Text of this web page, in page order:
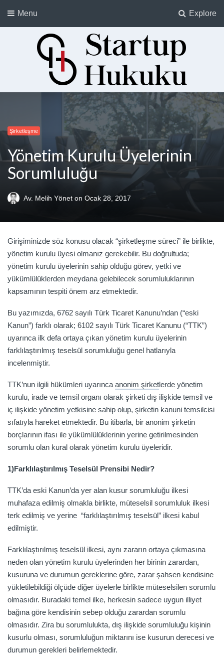
Explore
Menu
Startup Hukuku
Startuplar için Hukuk, Hukukçular için Startuplar
Şirketleşme
Yönetim Kurulu Üyelerinin
Sorumluluğu
Av. Melih Yönet on Ocak 28, 2017
Girişiminizde söz konusu olacak “şirketleşme süreci” ile birlikte,
yönetim kurulu üyesi olmanız gerekebilir. Bu doğrultuda;
yönetim kurulu üyelerinin sahip olduğu görev, yetki ve
yükümlülüklerden meydana gelebilecek sorumluluklarının
kapsamının tespiti önem arz etmektedir.
Bu yazımızda, 6762 sayılı Türk Ticaret Kanunu’ndan (“eski
Kanun”) farklı olarak; 6102 sayılı Türk Ticaret Kanunu (“TTK”)
uyarınca ilk defa ortaya çıkan yönetim kurulu üyelerinin
farklılaştırılmış teselsül sorumluluğu genel hatlarıyla
incelenmiştir.
TTK’nun ilgili hükümleri uyarınca anonim şirketlerde yönetim
kurulu, irade ve temsil organı olarak şirketi dış ilişkide temsil ve
iç ilişkide yönetim yetkisine sahip olup, şirketin kanuni temsilcisi
sıfatıyla hareket etmektedir. Bu itibarla, bir anonim şirketin
borçlarının ifası ile yükümlülüklerinin yerine getirilmesinden
sorumlu olan kural olarak yönetim kurulu üyeleridir.
1)Farklılaştırılmış Teselsül Prensibi Nedir?
TTK’da eski Kanun’da yer alan kusur sorumluluğu ilkesi
muhafaza edilmiş olmakla birlikte, müteselsil sorumluluk ilkesi
terk edilmiş ve yerine “farklılaştırılmış teselsül” ilkesi kabul
edilmiştir.
Farklılaştırılmış teselsül ilkesi, aynı zararın ortaya çıkmasına
neden olan yönetim kurulu üyelerinden her birinin zarardan,
kusuruna ve durumun gereklerine göre, zarar şahsen kendisine
yükletilebildiği ölçüde diğer üyelerle birlikte müteselsilen sorumlu
olmasıdır. Buradaki temel ilke, herkesin sadece uygun illiyet
bağına göre kendisinin sebep olduğu zarardan sorumlu
olmasıdır. Zira bu sorumlulukta, dış ilişkide sorumluluğu kişinin
kusurlu olması, sorumluluğun miktarını ise kusurun derecesi ve
durumun gerekleri belirlemektedir.